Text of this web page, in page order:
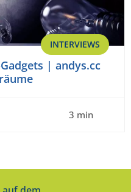
INTERVIEWS
| andys.cc
3 min